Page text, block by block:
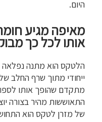
היום.
מאיפה מגיע
אותו לכל כך
הלטקס הוא מתנה
ייחודי מתוך שרף החלב
מתקדם שהופך אותו
התאוששות מהיר בצורה
של מזרן לטקס הוא